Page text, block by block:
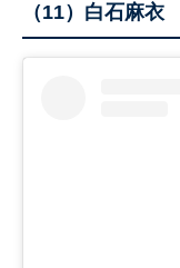
（11）白石麻衣